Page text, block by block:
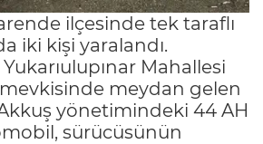
ilçesinde tek taraflı
iki kişi yaralandı.
Mahallesi
meydan gelen
yönetimindeki 44 AH
sürücüsünün